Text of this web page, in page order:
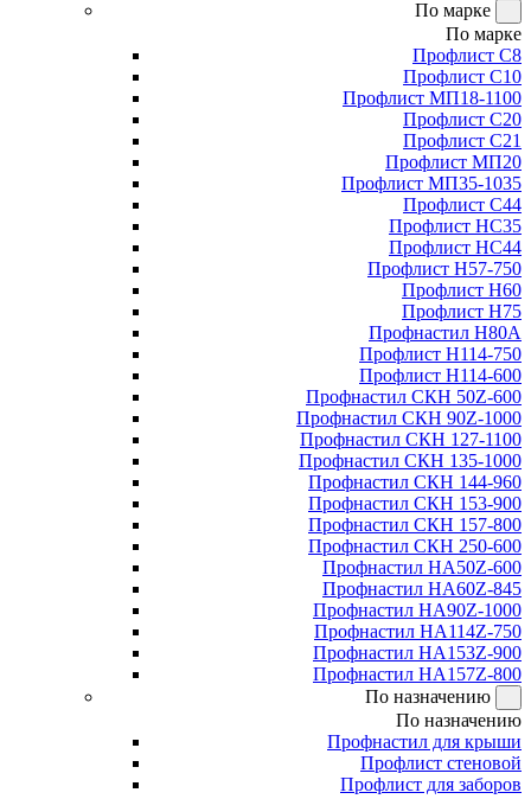
По марке
По марке
Профлист С8
Профлист С10
Профлист МП18-1100
Профлист С20
Профлист С21
Профлист МП20
Профлист МП35-1035
Профлист С44
Профлист НС35
Профлист НС44
Профлист Н57-750
Профлист Н60
Профлист Н75
Профнастил Н80А
Профлист Н114-750
Профлист Н114-600
Профнастил СКН 50Z-600
Профнастил СКН 90Z-1000
Профнастил СКН 127-1100
Профнастил СКН 135-1000
Профнастил СКН 144-960
Профнастил СКН 153-900
Профнастил СКН 157-800
Профнастил СКН 250-600
Профнастил НА50Z-600
Профнастил НА60Z-845
Профнастил НА90Z-1000
Профнастил НА114Z-750
Профнастил НА153Z-900
Профнастил НА157Z-800
По назначению
По назначению
Профнастил для крыши
Профлист стеновой
Профлист для заборов